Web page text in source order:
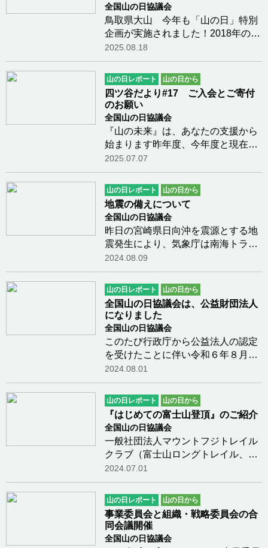
全国山の日協議会
鳥取県大山 今年も「山の日」特別
企画が実施されました！2018年の第
3回「山の日」記念全国大会の開催
地の鳥取県大山では、 毎年8月11日
「山の日」には特別な企画を実施し
てきました。今年2025年の企画は、
「山の日」当日に…つづきを読む
2025.08.18
山の日レポート 山の日から
四ツ谷だより#17 ご入会とご寄付
のお願い
全国山の日協議会
『山の未来』は、あなたの支援から
始まります昨年度、今年度と現在の
活動レベルを維持する財政基盤が確
保できていません。是非、皆様のご
支援、ご協力をお願いします。私た
ちは、志ある多くの企業・団体、個
人の皆様のご支…つづきを読む
2025.07.07
山の日レポート 山の日から
地震の備えについて
全国山の日協議会
昨日の宮崎県日向沖を震源とする地
震発生により、気象庁は南海トラフ
地震臨時情報を発し、国民に注意喚
起をおこないました。わたしたちが
山に親しむ機会を得ることは、自然
災害に対する防災や減災にも役立つ
ことです。これ…つづきを読む
2024.08.09
山の日レポート 山の日から
全国山の日協議会は、公益財団法人
になりました
全国山の日協議会
このたび行政庁から公益法人の認定
を受けたことに伴い令和６年８月１
日をもちまして、一般財団法人から
公益財団法人となり、法人名称は公
益財団法人 全国山の日協議会に変更
いたしますこれからも国民の祝日
「山の日」の趣旨…つづきを読む
2024.08.01
山の日レポート 山の日から
『はじめての富士山登頂』のご紹介
全国山の日協議会
一般社団法人マウントフジトレイル
クラブ（富士山ロングトレイル、ふ
じさんゼロゴミアクション）の太田
さまが監修しました書籍をご紹介し
ます。『はじめての富士山登頂』を
正しく登る準備&体づくりについて
徹底サポート…つづきを読む
2024.07.01
山の日レポート 山の日から
事業委員会と組織・戦略委員会の合
同会議開催
全国山の日協議会